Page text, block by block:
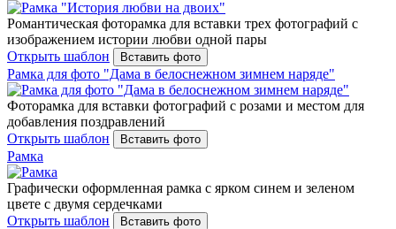
Романтическая фоторамка для вставки трех фотографий с
изображением истории любви одной пары
Открыть шаблон
Вставить фото
Рамка для фото "Дама в белоснежном зимнем наряде"
Фоторамка для вставки фотографий с розами и местом для
добавления поздравлений
Открыть шаблон
Вставить фото
Рамка
Графически оформленная рамка с ярком синем и зеленом
цвете с двумя сердечками
Открыть шаблон
Вставить фото